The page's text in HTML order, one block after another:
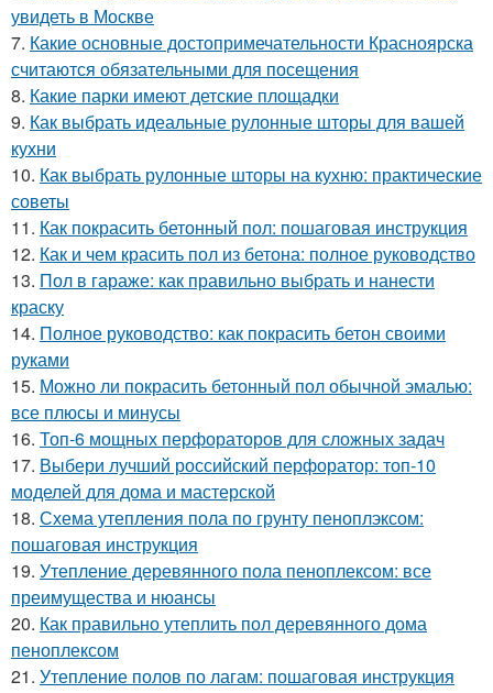
увидеть в Москве
7. Какие основные достопримечательности Красноярска
считаются обязательными для посещения
8. Какие парки имеют детские площадки
9. Как выбрать идеальные рулонные шторы для вашей
кухни
10. Как выбрать рулонные шторы на кухню: практические
советы
11. Как покрасить бетонный пол: пошаговая инструкция
12. Как и чем красить пол из бетона: полное руководство
13. Пол в гараже: как правильно выбрать и нанести
краску
14. Полное руководство: как покрасить бетон своими
руками
15. Можно ли покрасить бетонный пол обычной эмалью:
все плюсы и минусы
16. Топ-6 мощных перфораторов для сложных задач
17. Выбери лучший российский перфоратор: топ-10
моделей для дома и мастерской
18. Схема утепления пола по грунту пеноплэксом:
пошаговая инструкция
19. Утепление деревянного пола пеноплексом: все
преимущества и нюансы
20. Как правильно утеплить пол деревянного дома
пеноплексом
21. Утепление полов по лагам: пошаговая инструкция